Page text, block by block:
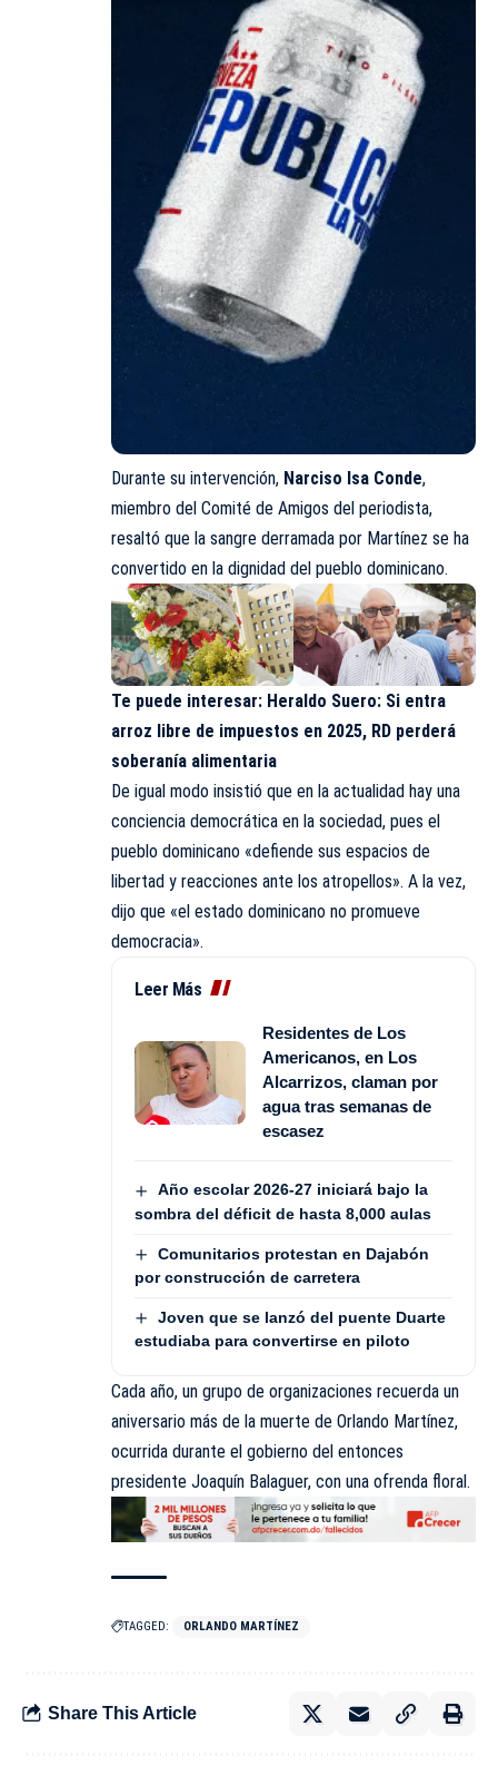
Durante su intervención, Narciso Isa Conde,
miembro del Comité de Amigos del periodista,
resaltó que la sangre derramada por Martínez se ha
convertido en la dignidad del pueblo dominicano.
Te puede interesar: Heraldo Suero: Si entra
arroz libre de impuestos en 2025, RD perderá
soberanía alimentaria
De igual modo insistió que en la actualidad hay una
conciencia democrática en la sociedad, pues el
pueblo dominicano «defiende sus espacios de
libertad y reacciones ante los atropellos». A la vez,
dijo que «el estado dominicano no promueve
democracia».
Leer Más
Residentes de Los
Americanos, en Los
Alcarrizos, claman por
agua tras semanas de
escasez
Año escolar 2026-27 iniciará bajo la
sombra del déficit de hasta 8,000 aulas
Comunitarios protestan en Dajabón
por construcción de carretera
Joven que se lanzó del puente Duarte
estudiaba para convertirse en piloto
Cada año, un grupo de organizaciones recuerda un
aniversario más de la muerte de Orlando Martínez,
ocurrida durante el gobierno del entonces
presidente Joaquín Balaguer, con una ofrenda floral.
TAGGED: ORLANDO MARTÍNEZ
Share This Article